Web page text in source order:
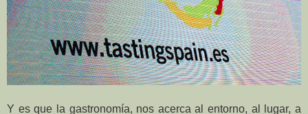
Y es que la gastronomía, nos acerca al entorno, al lugar, a